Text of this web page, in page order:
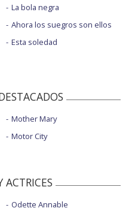
La bola negra
Ahora los suegros son ellos
Esta soledad
Mother Mary
Motor City
ACTRICES
Odette Annable